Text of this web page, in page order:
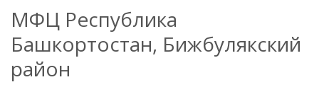
МФЦ Республика
Башкортостан, Бижбулякский
район